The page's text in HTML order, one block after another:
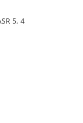
5, 4